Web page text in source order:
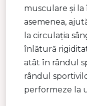
musculare și
asemenea,
la circulația
înlătură
atât în rândul
rândul
performeze la